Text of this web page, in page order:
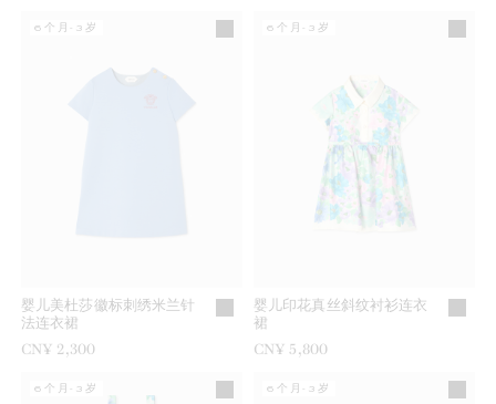
婴儿美杜莎徽标刺绣米兰针
法连衣裙
CN¥ 2,300
6个月-3岁
婴儿印花真丝斜纹衬衫连衣
裙
CN¥ 5,800
6个月-3岁
6个月-3岁 6个月-3岁